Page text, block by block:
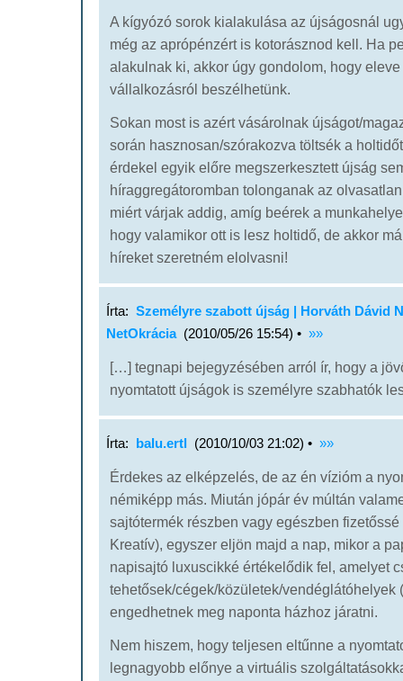
A kígyózó sorok kialakulása az újságosnál
még az aprópénzért is kotorásznod kell. Ha
alakulnak ki, akkor úgy gondolom, hogy
vállalkozásról beszélhetünk.
Sokan most is azért vásárolnak újságot/
során hasznosan/szórakozva töltsék a
érdekel egyik előre megszerkesztett újság
híraggregátoromban tolonganak az
miért várjak addig, amíg beérek a
hogy valamikor ott is lesz holtidő, de akkor
híreket szeretném elolvasni!
Írta: Személyre szabott újság | Horváth Dávid
NetOkrácia (2010/05/26 15:54) • »»
[…] tegnapi bejegyzésében arról ír, hogy a
nyomtatott újságok is személyre szabhatók
Írta: balu.ertl (2010/10/03 21:02) • »»
Érdekes az elképzelés, de az én vízióm a
némiképp más. Miután jópár év múltán
sajtótermék részben vagy egészben
Kreatív), egyszer eljön majd a nap, mikor a
napisajtó luxuscikké értékelődik fel, amelyet
tehetősek/cégek/közületek/vendéglátóhelyek
engedhetnek meg naponta házhoz járatni.
Nem hiszem, hogy teljesen eltűnne a
legnagyobb előnye a virtuális